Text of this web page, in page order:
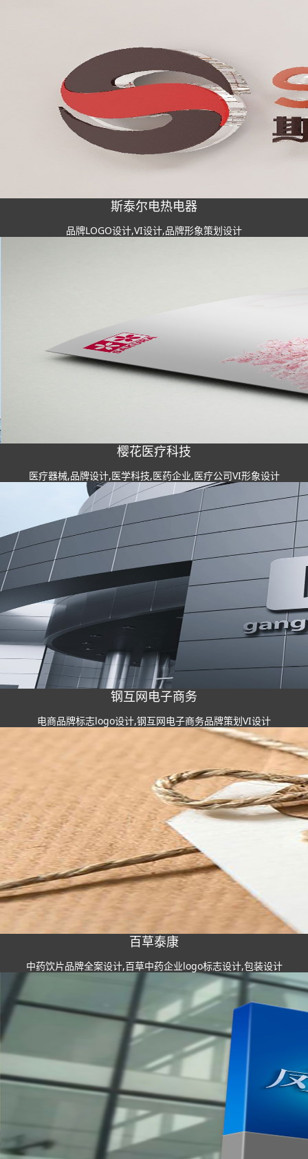
斯泰尔电热电器
品牌LOGO设计,VI设计,品牌形象策划设计
樱花医疗科技
医疗器械,品牌设计,医学科技,医药企业,医疗公司VI形象设计
钢互网电子商务
电商品牌标志logo设计,钢互网电子商务品牌策划VI设计
百草泰康
中药饮片品牌全案设计,百草中药企业logo标志设计,包装设计